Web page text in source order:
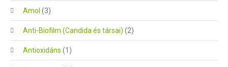
Amol (3)
Anti-Biofilm (Candida és társai) (2)
Antioxidáns (1)